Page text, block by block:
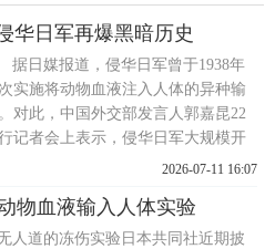
华日军再爆黑暗历史
日媒报道，侵华日军曾于1938年
实施将动物血液注入人体的异种输
对此，中国外交部发言人郭嘉昆22
记者会上表示，侵华日军大规模开
人道、灭绝人性的活体实验和细菌
社20日独家披露称，1940年3月，日
在侵华战争期间召开陆军军阵医药学
2026-07-11 16:07
物血液输入人体实验
人道的冻伤实验日本共同社近期披